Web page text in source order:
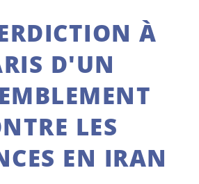
À
D'UN
LES
EN IRAN